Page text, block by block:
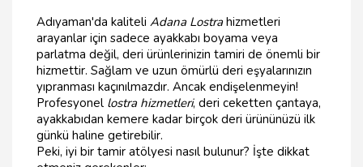
Adıyaman'da kaliteli Adana Lostrahizmetleri
arayanlar için sadece ayakkabı boyama veya
parlatma değil, deri ürünlerinizin tamiri de önemli bir
hizmettir. Sağlam ve uzun ömürlü deri eşyalarınızın
yıpranması kaçınılmazdır. Ancak endişelenmeyin!
Profesyonel lostra hizmetleri, deri ceketten çantaya,
ayakkabıdan kemere kadar birçok deri ürününüzü ilk
günkü haline getirebilir.
Peki, iyi bir tamir atölyesi nasıl bulunur? İşte dikkat